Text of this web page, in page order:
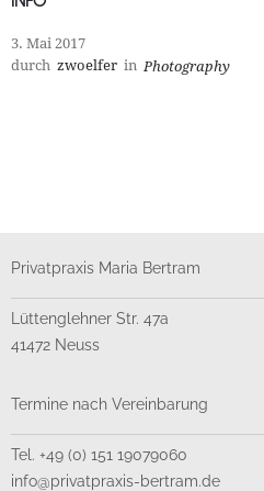
3. Mai 2017
durch zwoelfer in Photography
Privatpraxis Maria Bertram
Lüttenglehner Str. 47a
41472 Neuss
Termine nach Vereinbarung
Tel. +49 (0) 151 19079060
info@privatpraxis-bertram.de